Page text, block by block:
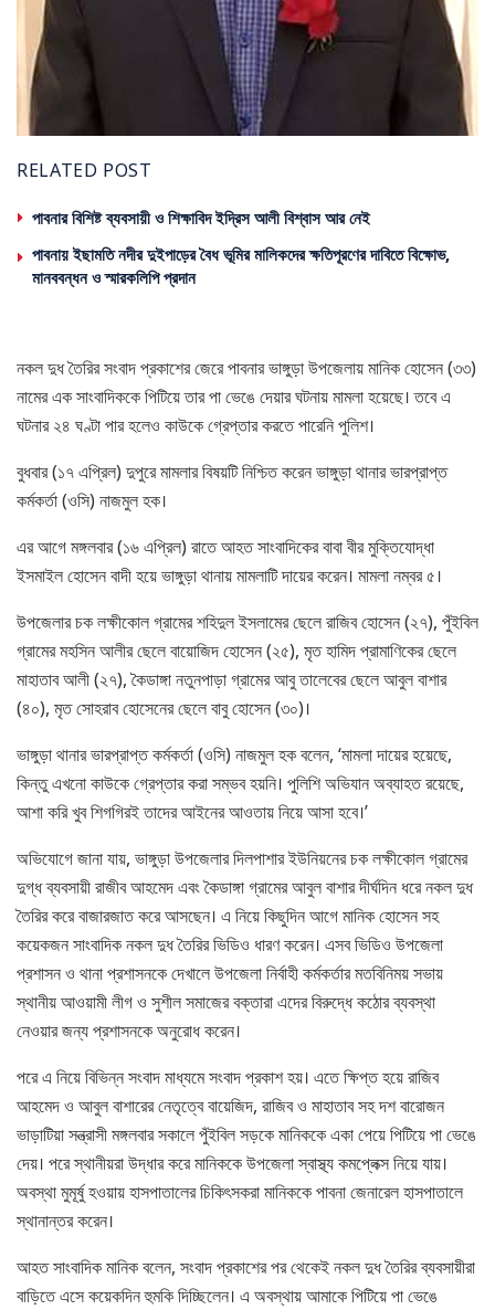
RELATED POST
পাবনার বিশিষ্ট ব্যবসায়ী ও শিক্ষাবিদ ইদ্রিস আলী বিশ্বাস আর নেই
পাবনায় ইছামতি নদীর দুইপাড়ের বৈধ ভূমির মালিকদের ক্ষতিপূরণের দাবিতে বিক্ষোভ,
মানববন্ধন ও স্মারকলিপি প্রদান
নকল দুধ তৈরির সংবাদ প্রকাশের জেরে পাবনার ভাঙ্গুড়া উপজেলায় মানিক হোসেন (৩৩)
নামের এক সাংবাদিককে পিটিয়ে তার পা ভেঙে দেয়ার ঘটনায় মামলা হয়েছে। তবে এ
ঘটনার ২৪ ঘণ্টা পার হলেও কাউকে গ্রেপ্তার করতে পারেনি পুলিশ।
বুধবার (১৭ এপ্রিল) দুপুরে মামলার বিষয়টি নিশ্চিত করেন ভাঙ্গুড়া থানার ভারপ্রাপ্ত
কর্মকর্তা (ওসি) নাজমুল হক।
এর আগে মঙ্গলবার (১৬ এপ্রিল) রাতে আহত সাংবাদিকের বাবা বীর মুক্তিযোদ্ধা
ইসমাইল হোসেন বাদী হয়ে ভাঙ্গুড়া থানায় মামলাটি দায়ের করেন। মামলা নম্বর ৫।
উপজেলার চক লক্ষীকোল গ্রামের শহিদুল ইসলামের ছেলে রাজিব হোসেন (২৭), পুঁইবিল
গ্রামের মহসিন আলীর ছেলে বায়োজিদ হোসেন (২৫), মৃত হামিদ প্রামাণিকের ছেলে
মাহাতাব আলী (২৭), কৈডাঙ্গা নতুনপাড়া গ্রামের আবু তালেবের ছেলে আবুল বাশার
(৪০), মৃত সোহরাব হোসেনের ছেলে বাবু হোসেন (৩০)।
ভাঙ্গুড়া থানার ভারপ্রাপ্ত কর্মকর্তা (ওসি) নাজমুল হক বলেন, ‘মামলা দায়ের হয়েছে,
কিন্তু এখনো কাউকে গ্রেপ্তার করা সম্ভব হয়নি। পুলিশি অভিযান অব্যাহত রয়েছে,
আশা করি খুব শিগগিরই তাদের আইনের আওতায় নিয়ে আসা হবে।’
অভিযোগে জানা যায়, ভাঙ্গুড়া উপজেলার দিলপাশার ইউনিয়নের চক লক্ষীকোল গ্রামের
দুগ্ধ ব্যবসায়ী রাজীব আহমেদ এবং কৈডাঙ্গা গ্রামের আবুল বাশার দীর্ঘদিন ধরে নকল দুধ
তৈরির করে বাজারজাত করে আসছেন। এ নিয়ে কিছুদিন আগে মানিক হোসেন সহ
কয়েকজন সাংবাদিক নকল দুধ তৈরির ভিডিও ধারণ করেন। এসব ভিডিও উপজেলা
প্রশাসন ও থানা প্রশাসনকে দেখালে উপজেলা নির্বাহী কর্মকর্তার মতবিনিময় সভায়
স্থানীয় আওয়ামী লীগ ও সুশীল সমাজের বক্তারা এদের বিরুদ্ধে কঠোর ব্যবস্থা
নেওয়ার জন্য প্রশাসনকে অনুরোধ করেন।
পরে এ নিয়ে বিভিন্ন সংবাদ মাধ্যমে সংবাদ প্রকাশ হয়। এতে ক্ষিপ্ত হয়ে রাজিব
আহমেদ ও আবুল বাশারের নেতৃত্বে বায়েজিদ, রাজিব ও মাহাতাব সহ দশ বারোজন
ভাড়াটিয়া সন্ত্রাসী মঙ্গলবার সকালে পুঁইবিল সড়কে মানিককে একা পেয়ে পিটিয়ে পা ভেঙে
দেয়। পরে স্থানীয়রা উদ্ধার করে মানিককে উপজেলা স্বাস্থ্য কমপ্লেক্স নিয়ে যায়।
অবস্থা মুমূর্ষু হওয়ায় হাসপাতালের চিকিৎসকরা মানিককে পাবনা জেনারেল হাসপাতালে
স্থানান্তর করেন।
আহত সাংবাদিক মানিক বলেন, সংবাদ প্রকাশের পর থেকেই নকল দুধ তৈরির ব্যবসায়ীরা
বাড়িতে এসে কয়েকদিন হুমকি দিচ্ছিলেন। এ অবস্থায় আমাকে পিটিয়ে পা ভেঙে